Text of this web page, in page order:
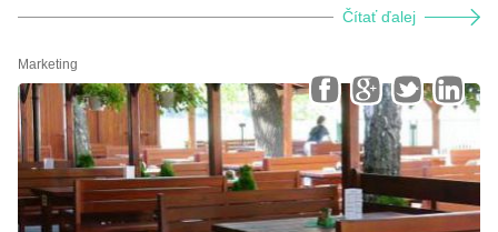
Čítať ďalej
Marketing